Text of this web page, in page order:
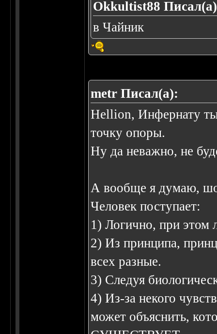
Okkultist88
в Чайник
metr Писал(а):
Hellion, Инфернату ты
точку опоры.
Ну да неважно, не
А вообще я думаю,
Человек поступает:
1) Логично, при этом
2) Из принципа,
всех разные.
3) Следуя
4) Из-за некого
может объяснить,